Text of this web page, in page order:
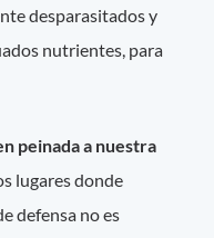
desparasitados y
nutrientes, para
peinada a nuestra
lugares donde
defensa no es